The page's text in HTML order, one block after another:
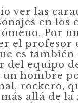
ver las
en los
Por
el profesor
es también
del equipo
hombre
rockero,
allá de